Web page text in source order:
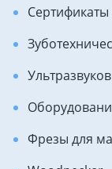
Фрезы для